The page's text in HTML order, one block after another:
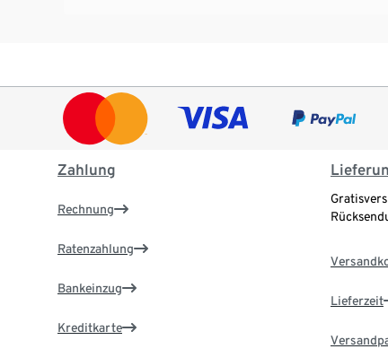
Zahlung
Rechnung
Ratenzahlung
Bankeinzug
Kreditkarte
Lieferzeit